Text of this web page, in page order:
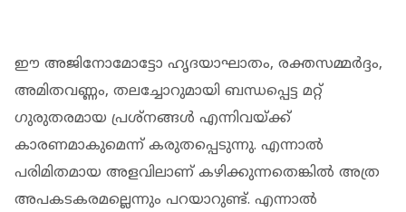
ഈ അജിനോമോട്ടോ ഹൃദയാഘാതം, രക്തസമ്മര്‍ദ്ദം,
അമിതവണ്ണം, തലച്ചോറുമായി ബന്ധപ്പെട്ട മറ്റ്
ഗുരുതരമായ പ്രശ്‌നങ്ങള്‍ എന്നിവയ്ക്ക്
കാരണമാകുമെന്ന് കരുതപ്പെടുന്നു. എന്നാല്‍
പരിമിതമായ അളവിലാണ് കഴിക്കുന്നതെങ്കില്‍ അത്ര
അപകടകരമല്ലെന്നും പറയാറുണ്ട്. എന്നാല്‍